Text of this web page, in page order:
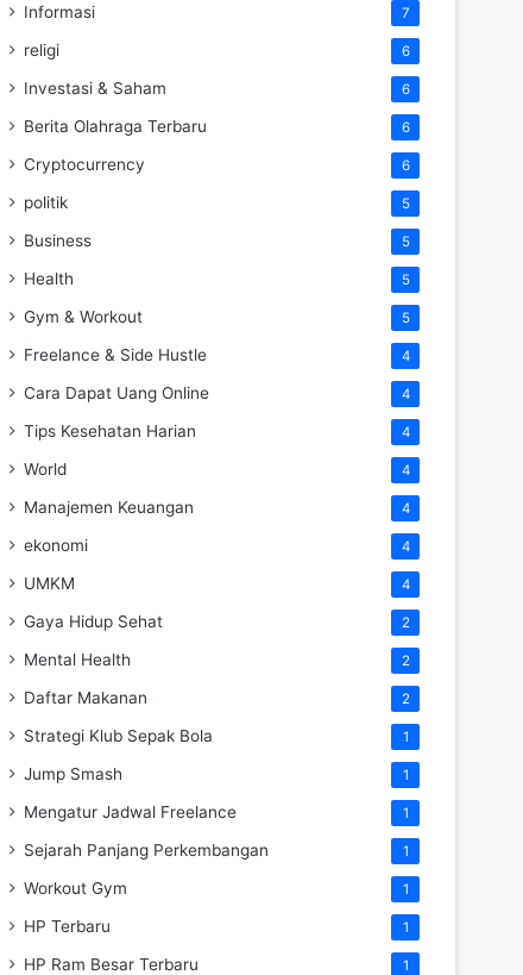
Informasi 7
religi 6
Investasi & Saham 6
Berita Olahraga Terbaru 6
Cryptocurrency 6
politik 5
Business 5
Health 5
Gym & Workout 5
Freelance & Side Hustle 4
Cara Dapat Uang Online 4
Tips Kesehatan Harian 4
World 4
Manajemen Keuangan 4
ekonomi 4
UMKM 4
Gaya Hidup Sehat 2
Mental Health 2
Daftar Makanan 2
Strategi Klub Sepak Bola 1
Jump Smash 1
Mengatur Jadwal Freelance 1
Sejarah Panjang Perkembangan 1
Workout Gym 1
HP Terbaru 1
HP Ram Besar Terbaru 1